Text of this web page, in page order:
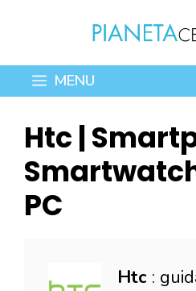
contenuto
MENU
Htc |
PC
Htc: